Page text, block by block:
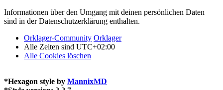
Informationen über den Umgang mit deinen persönlichen Daten
sind in der Datenschutzerklärung enthalten.
Orklager-Community Orklager
Alle Zeiten sind UTC+02:00
Alle Cookies löschen
*Hexagon style by MannixMD